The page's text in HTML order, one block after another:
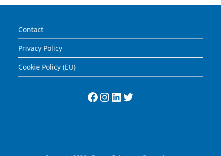
Contact
Privacy Policy
Cookie Policy (EU)
Facebook
Instagram
LinkedIn
Twitter